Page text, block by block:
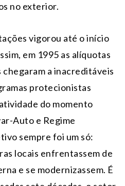
no exterior.
vigorou até o início
em 1995 as alíquotas
a inacreditáveis
protecionistas
do momento
Auto e Regime
sempre foi um só:
locais enfrentassem de
e se modernizassem. É